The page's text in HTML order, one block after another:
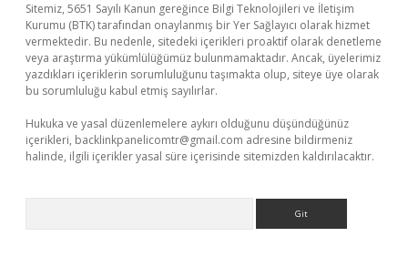
Sitemiz, 5651 Sayılı Kanun gereğince Bilgi Teknolojileri ve İletişim
Kurumu (BTK) tarafından onaylanmış bir Yer Sağlayıcı olarak hizmet
vermektedir. Bu nedenle, sitedeki içerikleri proaktif olarak denetleme
veya araştırma yükümlülüğümüz bulunmamaktadır. Ancak, üyelerimiz
yazdıkları içeriklerin sorumluluğunu taşımakta olup, siteye üye olarak
bu sorumluluğu kabul etmiş sayılırlar.
Hukuka ve yasal düzenlemelere aykırı olduğunu düşündüğünüz
içerikleri, backlinkpanelicomtr@gmail.com adresine bildirmeniz
halinde, ilgili içerikler yasal süre içerisinde sitemizden kaldırılacaktır.